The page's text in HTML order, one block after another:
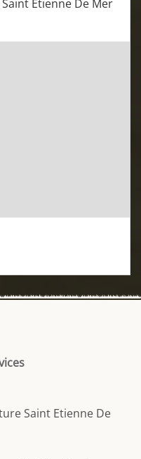
Etienne De Mer
Saint Etienne De